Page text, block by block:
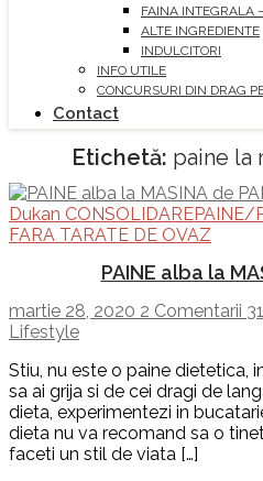
FAINA INTEGRALA
ALTE INGREDIENTE
INDULCITORI
INFO UTILE
CONCURSURI DIN DRAG
Contact
Etichetă: paine la
Dukan CONSOLIDAREPAINE/
FARA TARATE DE OVAZ
PAINE alba la
martie 28, 2020 2 Comentarii
Lifestyle
Stiu, nu este o paine dietetica,
sa ai grija si de cei dragi de
dieta, experimentezi in
dieta nu va recomand sa o
faceti un stil de viata […]